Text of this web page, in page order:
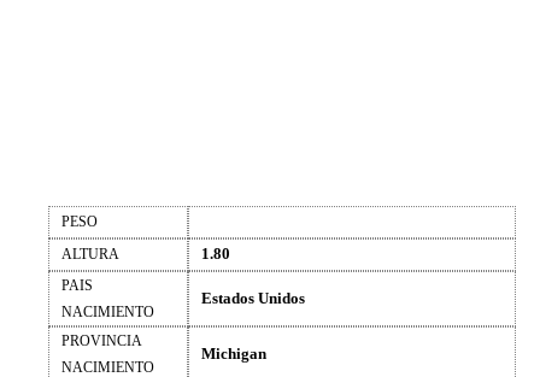
PESO
ALTURA
1.80
PAIS
NACIMIENTO
Estados Unidos
PROVINCIA
NACIMIENTO
Michigan